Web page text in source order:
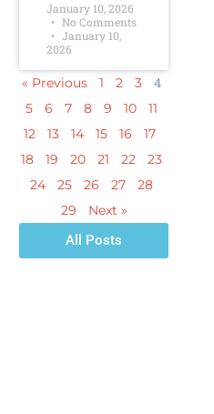
January 10, 2026
No Comments
January 10,
2026
« Previous 1 2 3 4
5 6 7 8 9 10
11
12
13 14 15 16
17
18
19 20 21 22
23
24
25 26 27
28
29
Next »
All Posts